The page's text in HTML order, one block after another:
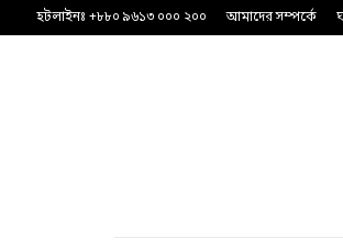
হটলাইনঃ +৮৮০ ৯৬১৩ ০০০ ২০০ আমাদের সম্পর্কে